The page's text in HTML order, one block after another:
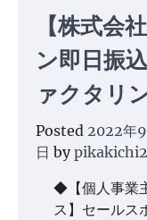
【株式会
ン即日振
ァクタリ
Posted 2022年
日 by
◆【個人事業
ス】セールス